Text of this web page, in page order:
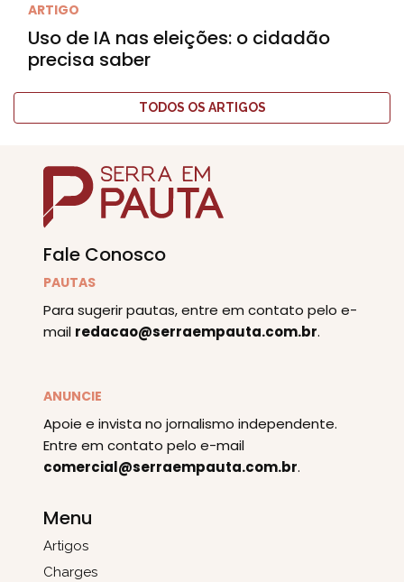
ARTIGO
Uso de IA nas eleições: o cidadão
precisa saber
TODOS OS ARTIGOS
Fale Conosco
PAUTAS
Para sugerir pautas, entre em contato pelo e-
mail redacao@serraempauta.com.br.
ANUNCIE
Apoie e invista no jornalismo independente.
Entre em contato pelo e-mail
comercial@serraempauta.com.br.
Menu
Artigos
Charges